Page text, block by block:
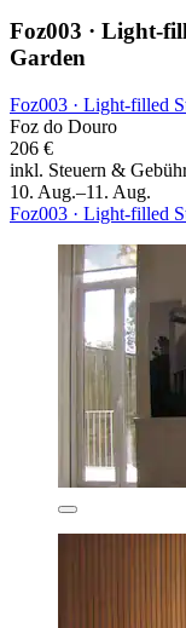
Foz003 · Light-
Garden
Foz003 · Light-filled
Foz do Douro
206 €
inkl. Steuern &
10. Aug.–11. Aug.
Foz003 · Light-filled